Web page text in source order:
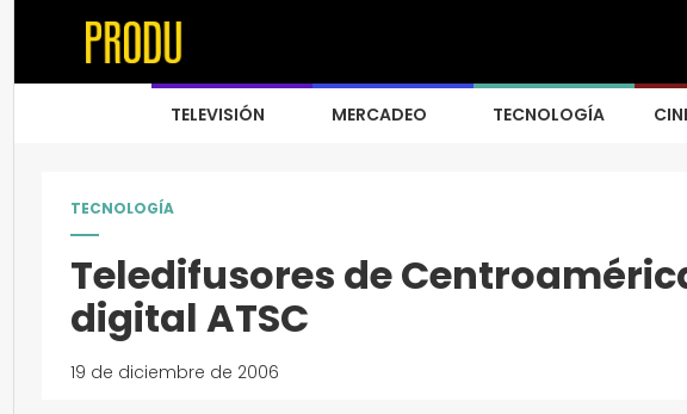
TELEVISIÓN MERCADEO TECNOLOGÍA
TECNOLOGÍA
Teledifusores de
digital ATSC
19 de diciembre de 2006